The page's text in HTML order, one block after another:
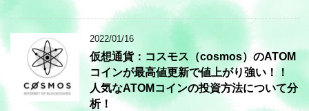
2022/01/16
仮想通貨：コスモス（cosmos）のATOM
コインが最高値更新で値上がり強い！！
人気なATOMコインの投資方法について分
析！